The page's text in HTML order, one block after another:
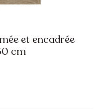
et encadrée
cm